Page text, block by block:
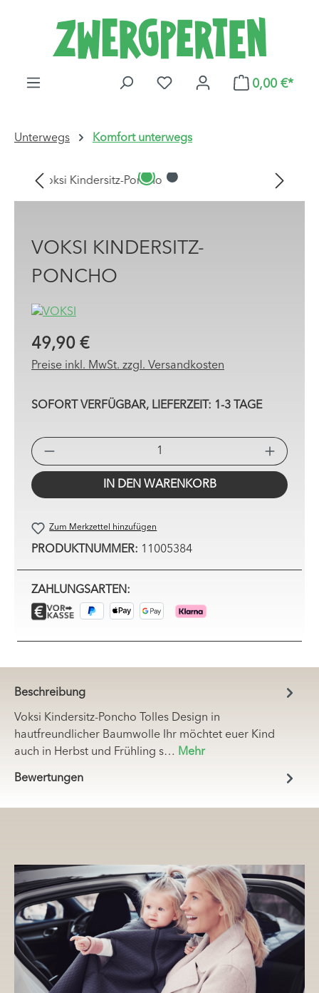
Zum Hauptinhalt springen
DU HAST 0 PRODUKTE AUF
0,00 €*
Unterwegs Komfort unterwegs
Bildergalerie überspringen
VOKSI KINDERSITZ-
PONCHO
49,90 €
Preise inkl. MwSt. zzgl. Versandkosten
SOFORT VERFÜGBAR, LIEFERZEIT: 1-3 TAGE
IN DEN WARENKORB
Zum Merkzettel hinzufügen
PRODUKTNUMMER: 11005384
ZAHLUNGSARTEN:
Beschreibung
Voksi Kindersitz-Poncho Tolles Design in
hautfreundlicher Baumwolle Ihr möchtet euer Kind
auch in Herbst und Frühling s… Mehr
Bewertungen